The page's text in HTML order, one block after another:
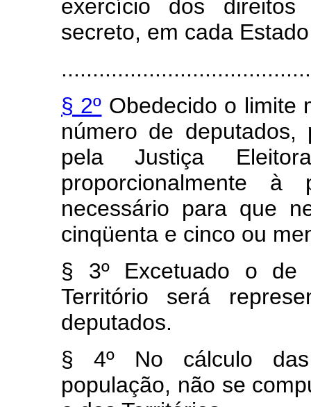
exercício dos
secreto, em cada
§ 2º Obedecido o limite
número de deputados,
pela Justiça
proporcionalmente
necessário para que
cinqüenta e cinco ou
§ 3º Excetuado o de
Território será
deputados.
§ 4º No cálculo
população, não se